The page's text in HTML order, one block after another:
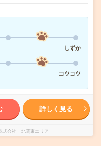
しずか
コツコツ
詳しく見る
式会社 北関東エリア